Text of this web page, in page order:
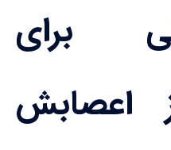
برای
اعصابش